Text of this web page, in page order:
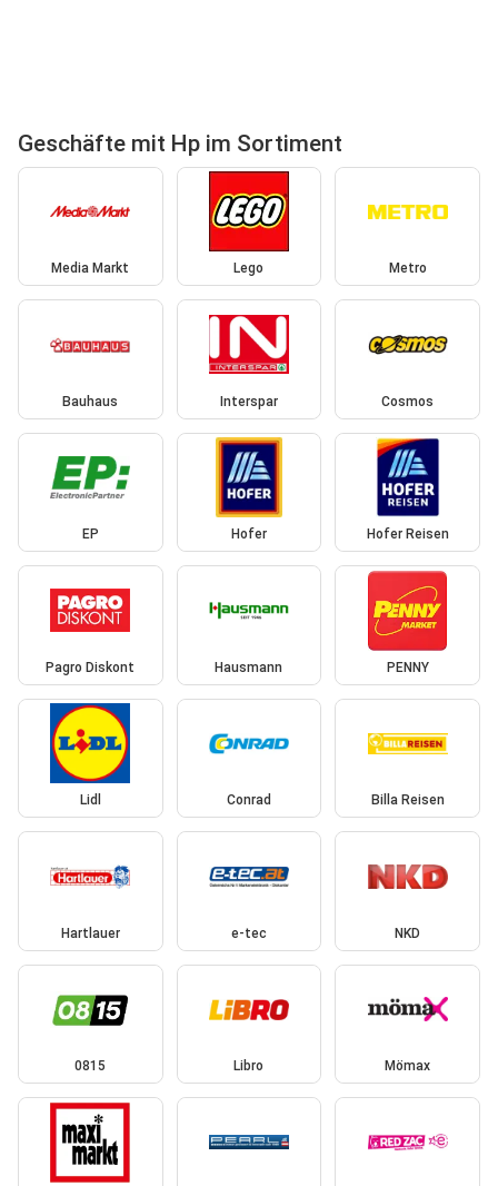
Geschäfte mit Hp im Sortiment
Media Markt Lego Metro
Bauhaus Interspar Cosmos
EP Hofer Hofer Reisen
Pagro Diskont Hausmann PENNY
Lidl Conrad Billa Reisen
Hartlauer e-tec NKD
0815 Libro Mömax